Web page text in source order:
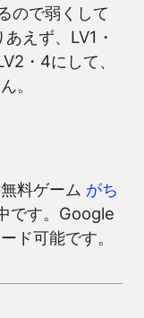
ので弱くして
えず、LV1・
・4にして、
。
料ゲーム がち
です。Google
ド可能です。